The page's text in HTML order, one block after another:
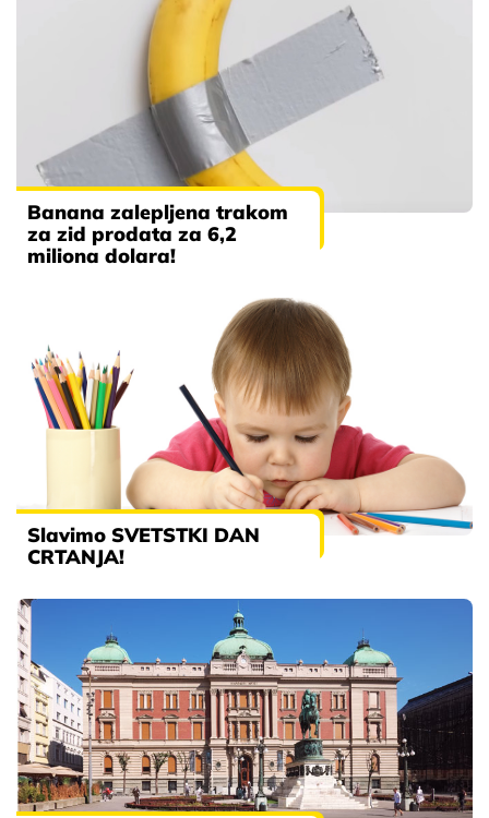
Banana zalepljena trakom
za zid prodata za 6,2
miliona dolara!
Slavimo SVETSTKI DAN
CRTANJA!